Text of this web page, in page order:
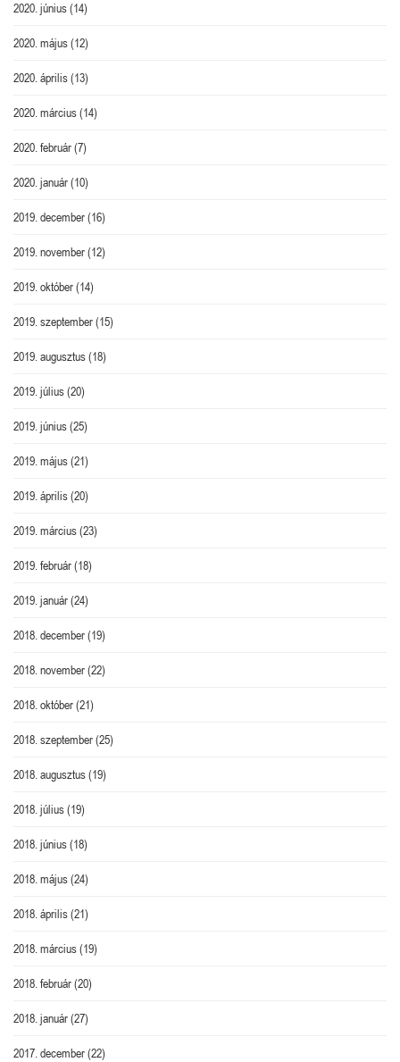
2020. június(14)
2020. május(12)
2020. április(13)
2020. március(14)
2020. február(7)
2020. január(10)
2019. december(16)
2019. november(12)
2019. október(14)
2019. szeptember(15)
2019. augusztus(18)
2019. július(20)
2019. június(25)
2019. május(21)
2019. április(20)
2019. március(23)
2019. február(18)
2019. január(24)
2018. december(19)
2018. november(22)
2018. október(21)
2018. szeptember(25)
2018. augusztus(19)
2018. július(19)
2018. június(18)
2018. május(24)
2018. április(21)
2018. március(19)
2018. február(20)
2018. január(27)
2017. december(22)